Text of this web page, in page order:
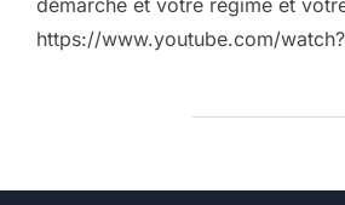
https://www.youtube.com/